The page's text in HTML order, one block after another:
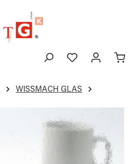
WISSMACH GLAS